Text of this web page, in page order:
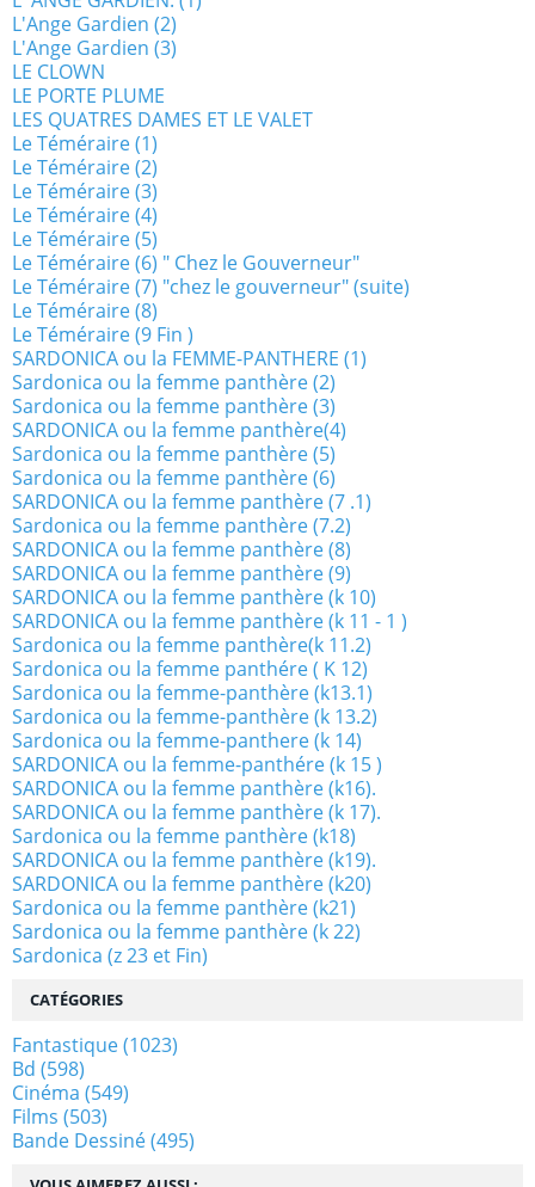
L'Ange Gardien (2)
L'Ange Gardien (3)
LE CLOWN
LE PORTE PLUME
LES QUATRES DAMES ET LE VALET
Le Téméraire (1)
Le Téméraire (2)
Le Téméraire (3)
Le Téméraire (4)
Le Téméraire (5)
Le Téméraire (6) " Chez le Gouverneur"
Le Téméraire (7) "chez le gouverneur" (suite)
Le Téméraire (8)
Le Téméraire (9 Fin )
SARDONICA ou la FEMME-PANTHERE (1)
Sardonica ou la femme panthère (2)
Sardonica ou la femme panthère (3)
SARDONICA ou la femme panthère(4)
Sardonica ou la femme panthère (5)
Sardonica ou la femme panthère (6)
SARDONICA ou la femme panthère (7 .1)
Sardonica ou la femme panthère (7.2)
SARDONICA ou la femme panthère (8)
SARDONICA ou la femme panthère (9)
SARDONICA ou la femme panthère (k 10)
SARDONICA ou la femme panthère (k 11 - 1 )
Sardonica ou la femme panthère(k 11.2)
Sardonica ou la femme panthére ( K 12)
Sardonica ou la femme-panthère (k13.1)
Sardonica ou la femme-panthère (k 13.2)
Sardonica ou la femme-panthere (k 14)
SARDONICA ou la femme-panthére (k 15 )
SARDONICA ou la femme panthère (k16).
SARDONICA ou la femme panthère (k 17).
Sardonica ou la femme panthère (k18)
SARDONICA ou la femme panthère (k19).
SARDONICA ou la femme panthère (k20)
Sardonica ou la femme panthère (k21)
Sardonica ou la femme panthère (k 22)
Sardonica (z 23 et Fin)
CATÉGORIES
Fantastique(1023)
Bd (598)
Cinéma (549)
Films (503)
Bande Dessiné(495)